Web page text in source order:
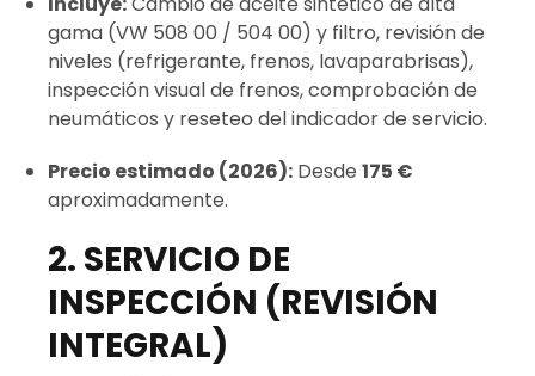
gama (VW 508 00 / 504 00) y filtro, revisión de
niveles (refrigerante, frenos, lavaparabrisas),
inspección visual de frenos, comprobación de
neumáticos y reseteo del indicador de servicio.
Precio estimado (2026): Desde 175 €
aproximadamente.
2. SERVICIO DE
INSPECCIÓN (REVISIÓN
INTEGRAL)